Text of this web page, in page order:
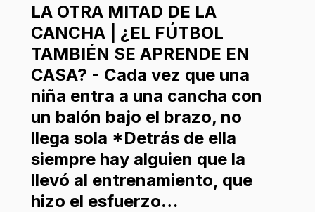
LA OTRA MITAD DE LA
CANCHA | ¿EL FÚTBOL
TAMBIÉN SE APRENDE EN
CASA? - Cada vez que una
niña entra a una cancha con
un balón bajo el brazo, no
llega sola *Detrás de ella
siempre hay alguien que la
llevó al entrenamiento, que
hizo el esfuerzo…